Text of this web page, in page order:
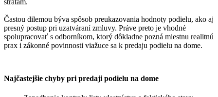
stratám.
Častou dilemou býva spôsob preukazovania hodnoty podielu, ako aj
presný postup pri uzatváraní zmluvy. Práve preto je vhodné
spolupracovať s odborníkom, ktorý dôkladne pozná miestnu realitnú
prax i zákonné povinnosti viažuce sa k predaju podielu na dome.
Najčastejšie chyby pri predaji podielu na dome